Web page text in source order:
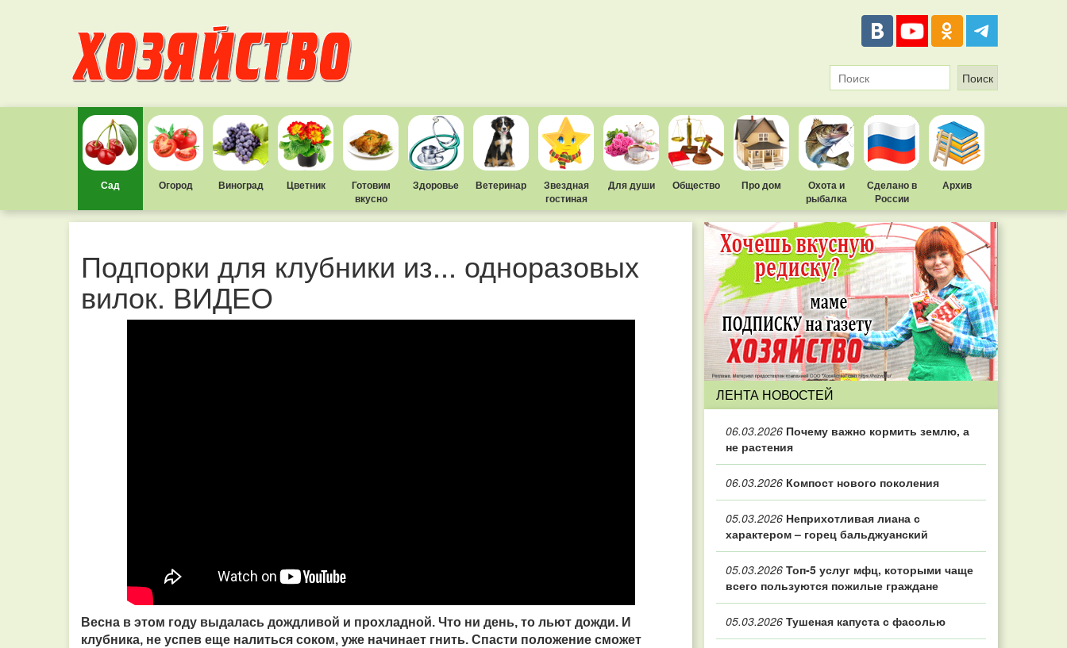
Сад Огород Виноград Цветник
Готовим
вкусно
Здоровье Ветеринар
Звездная
гостиная
Для души Общество Про дом
Охота и
рыбалка
Сделано в
России
Архив
Подпорки для клубники из... одноразовых
вилок. ВИДЕО
Весна в этом году выдалась дождливой и прохладной. Что ни день, то льют дожди. И
клубника, не успев еще налиться соком, уже начинает гнить. Спасти положение сможет
ЛЕНТА НОВОСТЕЙ
06.03.2026 Почему важно кормить землю, а
не растения
06.03.2026 Компост нового поколения
05.03.2026 Неприхотливая лиана с
характером – горец бальджуанский
05.03.2026 Топ‑5 услуг мфц, которыми чаще
всего пользуются пожилые граждане
05.03.2026 Тушеная капуста с фасолью